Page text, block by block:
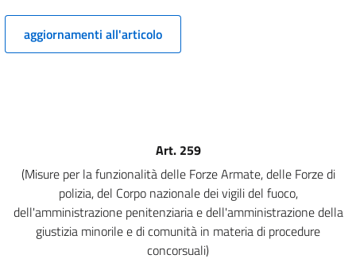
8
9
14
15
16
aggiornamenti all'articolo
Art. 259
(Misure per la funzionalità delle Forze Armate, delle Forze di
polizia, del Corpo nazionale dei vigili del fuoco,
dell'amministrazione penitenziaria e dell'amministrazione della
giustizia minorile e di comunità in materia di procedure
concorsuali)